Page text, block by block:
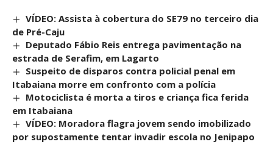
VÍDEO: Assista à cobertura do SE79 no terceiro dia
de Pré-Caju
Deputado Fábio Reis entrega pavimentação na
estrada de Serafim, em Lagarto
Suspeito de disparos contra policial penal em
Itabaiana morre em confronto com a polícia
Motociclista é morta a tiros e criança fica ferida
em Itabaiana
VÍDEO: Moradora flagra jovem sendo imobilizado
por supostamente tentar invadir escola no Jenipapo